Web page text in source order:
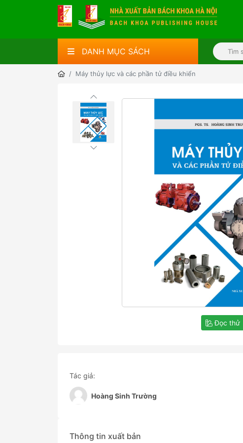
DANH MỤC SÁCH
Máy thủy lực và các phần tử điều khiển
Đọc thử
Tác giả:
Hoàng Sinh Trường
Thông tin xuất bản